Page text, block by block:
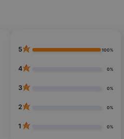
5 100%
4 0%
3 0%
2 0%
1 0%